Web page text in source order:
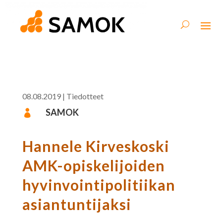
08.08.2019| Tiedotteet
 SAMOK
Hannele Kirveskoski
AMK-opiskelijoiden
hyvinvointipolitiikan
asiantuntijaksi